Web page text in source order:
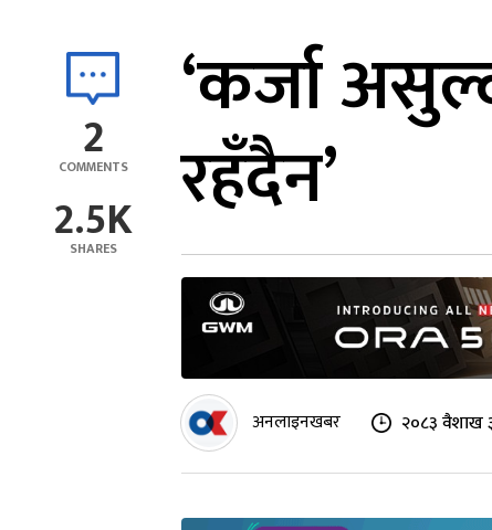
2
COMMENTS
2.5K
SHARES
‘कर्जा
रहँदैन’
अनलाइनखबर २०८३ वैशाख